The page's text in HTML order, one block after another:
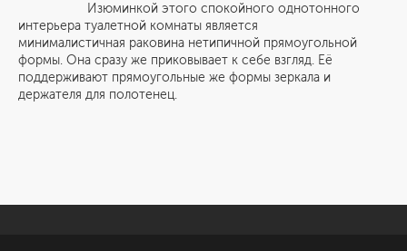
Изюминкой этого спокойного однотонного
интерьера туалетной комнаты является
минималистичная раковина нетипичной прямоугольной
формы. Она сразу же приковывает к себе взгляд. Её
поддерживают прямоугольные же формы зеркала и
держателя для полотенец.